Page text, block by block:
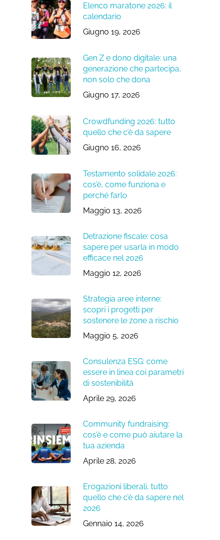
Elenco maratone 2026: il
calendario
Giugno 19, 2026
Gen Z e dono digitale: una
generazione che partecipa,
non solo che dona
Giugno 17, 2026
Crowdfunding 2026: tutto
quello che c’è da sapere
Giugno 16, 2026
Testamento solidale 2026:
cos’è, come funziona e
perché farlo
Maggio 13, 2026
Detrazione fiscale: cosa
sapere per usarla in modo
efficace nel 2026
Maggio 12, 2026
Strategia aree interne:
scopri i progetti per
sostenere le zone a rischio
Maggio 5, 2026
Consulenza ESG: come
essere in linea coi parametri
di sostenibilità
Aprile 29, 2026
Community fundraising:
cos’è e come può aiutare la
tua azienda
Aprile 28, 2026
Erogazioni liberali, tutto
quello che c’è da sapere nel
2026
Gennaio 14, 2026